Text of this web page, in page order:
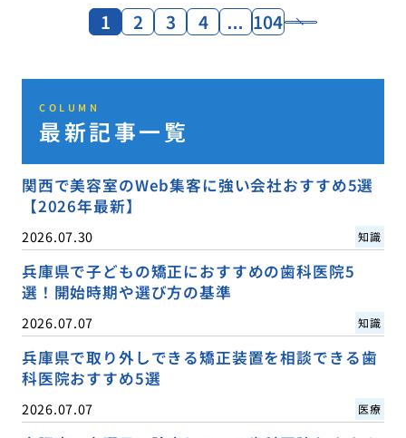
1 2 3 4 … 104
COLUMN
最新記事一覧
関西で美容室のWeb集客に強い会社おすすめ5選
【2026年最新】
2026.07.30 知識
兵庫県で子どもの矯正におすすめの歯科医院5
選！開始時期や選び方の基準
2026.07.07 知識
兵庫県で取り外しできる矯正装置を相談できる歯
科医院おすすめ5選
2026.07.07 医療